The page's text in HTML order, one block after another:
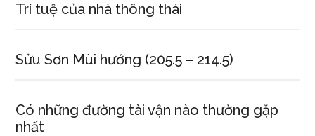
Trí tuệ của nhà thông thái
Sửu Sơn Mùi hướng (205.5 – 214.5)
Có những đường tài vận nào thường gặp
nhất